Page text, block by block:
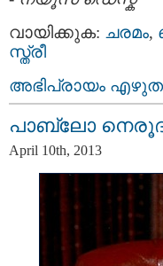
വായിക്കുക: ചരമം,
സ്ത്രീ
അഭിപ്രായം
പാബ്ലോ നെരൂദ
April 10th, 2013